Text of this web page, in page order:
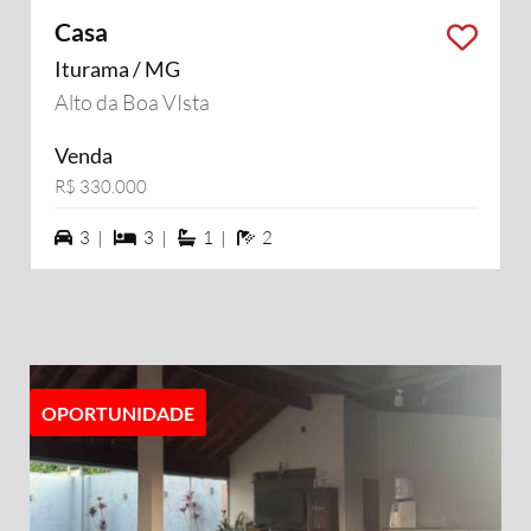
Casa
Iturama / MG
Alto da Boa VIsta
Venda
R$ 330.000
3 vagas na garagem
3 | 3 dormiórios
3 | 1 suítes
1 | 2 banheiros
2
OPORTUNIDADE